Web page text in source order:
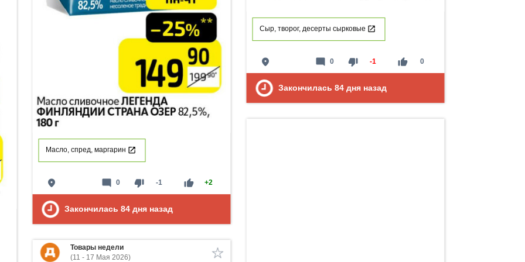
Сыр, творог, десерты сырковые
place thumb_down -1 thumb_up 0
mode_comment 0
Закончилась 84 дня назад
Масло, спред, маргарин
place thumb_down -1 thumb_up +2
mode_comment 0
Закончилась 84 дня назад
Товары недели
(11 - 17 Мая 2026)